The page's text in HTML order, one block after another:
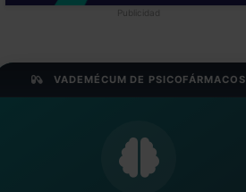
Publicidad
VADEMÉCUM DE PSICOFÁRMACOS